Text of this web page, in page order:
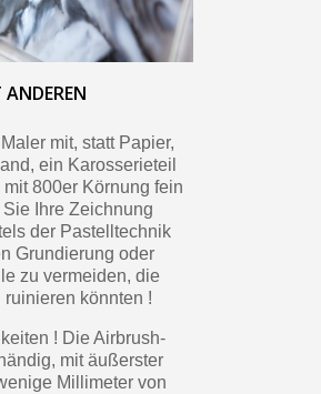
mit, statt Papier,
ein Karosserieteil
800er Körnung fein
Ihre Zeichnung
der Pastelltechnik
Grundierung oder
zu vermeiden, die
könnten !
! Die Airbrush-
mit äußerster
Millimeter von